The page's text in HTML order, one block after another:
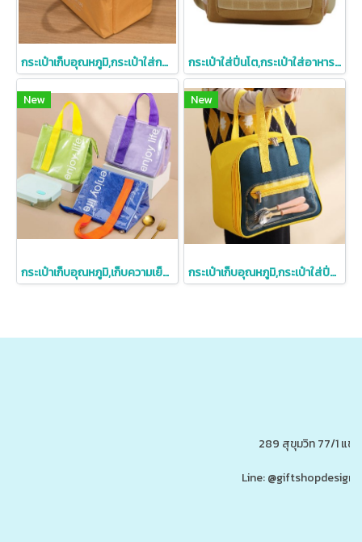
กระเป๋าเก็บอุณหภูมิ,กระเป๋าใส่กล่องข้าว กระเป๋าใส่ปิ่นโต,กระเป๋าใส่อาหาร,กระเป๋าใส่เครื่องดื่ม,กระเป๋าเก็บอุณหภูมิ
New
กระเป๋าเก็บอุณหภูมิ,เก็บความเย็น/ความร้อน,กระเป๋าใส่กล่องอาหาร
New
กระเป๋าเก็บอุณหภูมิ,กระเป๋าใส่ปิ่นโต,ขนาด25*15*26.5cm
289 สุขุมวิท 77/1 แข
Line: